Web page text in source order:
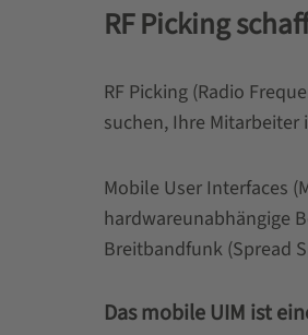
RF Picking
RF Picking (Radio
suchen, Ihre
Mobile User Interfaces
hardwareunabhängige
Breitbandfunk (Spread
Das mobile UIM ist